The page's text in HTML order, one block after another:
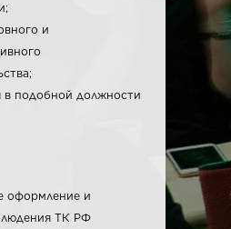
и
подобной должности
оформление и
ТК РФ